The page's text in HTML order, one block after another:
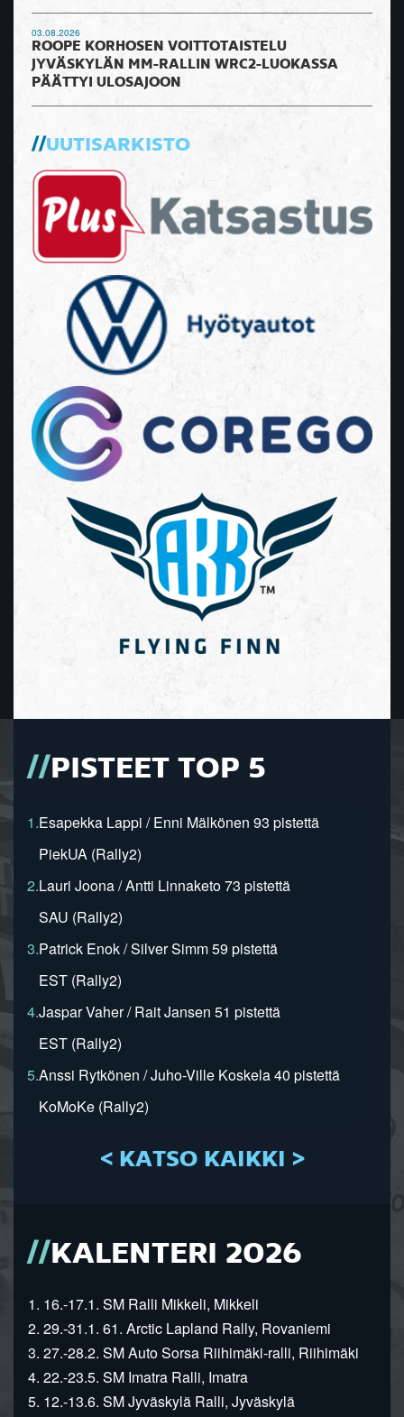
03.08.2026
ROOPE KORHOSEN VOITTOTAISTELU
JYVÄSKYLÄN MM-RALLIN WRC2-LUOKASSA
PÄÄTTYI ULOSAJOON
UUTISARKISTO
PISTEET TOP 5
1.Esapekka Lappi / Enni Mälkönen 93 pistettä
PiekUA (Rally2)
2.Lauri Joona / Antti Linnaketo 73 pistettä
SAU (Rally2)
3.Patrick Enok / Silver Simm 59 pistettä
EST (Rally2)
4.Jaspar Vaher / Rait Jansen 51 pistettä
EST (Rally2)
5.Anssi Rytkönen / Juho-Ville Koskela 40 pistettä
KoMoKe (Rally2)
< KATSO KAIKKI >
KALENTERI 2026
1. 16.-17.1. SM Ralli Mikkeli, Mikkeli
2. 29.-31.1. 61. Arctic Lapland Rally, Rovaniemi
3. 27.-28.2. SM Auto Sorsa Riihimäki-ralli, Riihimäki
4. 22.-23.5. SM Imatra Ralli, Imatra
5. 12.-13.6. SM Jyväskylä Ralli, Jyväskylä